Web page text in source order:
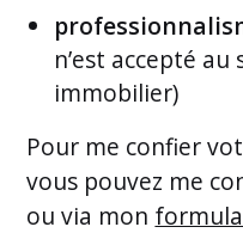
n’est accepté
immobilier)
Pour me confier
vous pouvez me
ou via mon